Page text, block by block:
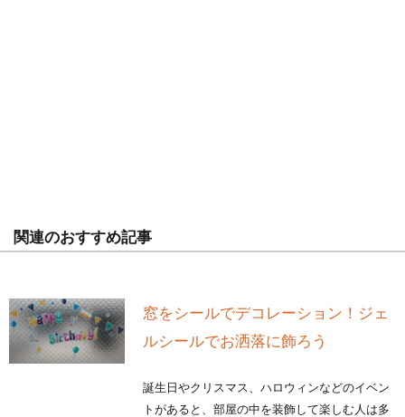
関連のおすすめ記事
窓をシールでデコレーション！ジェ
ルシールでお洒落に飾ろう
誕生日やクリスマス、ハロウィンなどのイベン
トがあると、部屋の中を装飾して楽しむ人は多